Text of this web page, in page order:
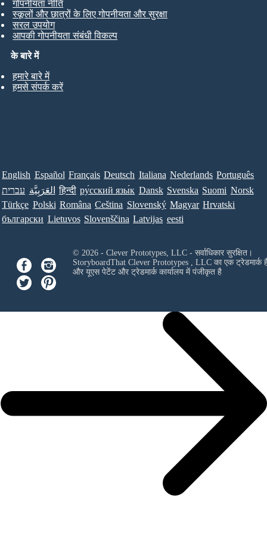
के बारे में
हमारे बारे में
हमसे संपर्क करें
गोपनीयता नीति
स्कूलों और छात्रों के लिए गोपनीयता और सुरक्षा
सरल उपयोग
आपकी गोपनीयता संबंधी विकल्प
English Español Français Deutsch Italiana Nederlands Português
עברית العَرَبِيَّة हिन्दी ру́сский язы́к Dansk Svenska Suomi Norsk
Türkçe Polski Româna Ceština Slovenský Magyar Hrvatski
български Lietuvos Slovenščina Latvijas eesti
© 2026 - Clever Prototypes, LLC - सर्वाधिकार सुरक्षित।
StoryboardThat Clever Prototypes , LLCका एक ट्रेडमार्क
और यूएस पेटेंट और ट्रेडमार्क कार्यालय में पंजीकृत है